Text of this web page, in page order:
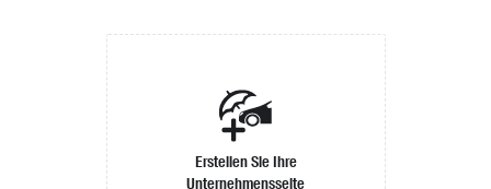
Erstellen Sie Ihre
Unternehmensseite